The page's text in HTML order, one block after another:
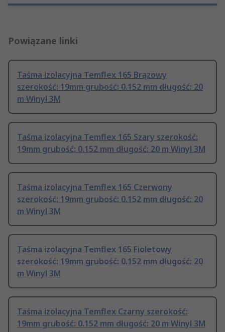
Powiązane linki
Taśma izolacyjna Temflex 165 Brązowy
szerokość: 19mm grubość: 0.152 mm długość: 20
m Winyl 3M
Taśma izolacyjna Temflex 165 Szary szerokość:
19mm grubość: 0.152 mm długość: 20 m Winyl 3M
Taśma izolacyjna Temflex 165 Czerwony
szerokość: 19mm grubość: 0.152 mm długość: 20
m Winyl 3M
Taśma izolacyjna Temflex 165 Fioletowy
szerokość: 19mm grubość: 0.152 mm długość: 20
m Winyl 3M
Taśma izolacyjna Temflex Czarny szerokość:
19mm grubość: 0.152 mm długość: 20 m Winyl 3M